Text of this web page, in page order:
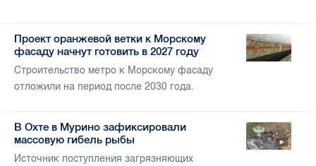
Проект оранжевой ветки к Морскому
фасаду начнут готовить в 2027 году
Строительство метро к Морскому фасаду
отложили на период после 2030 года.
В Охте в Мурино зафиксировали
массовую гибель рыбы
Источник поступления загрязняющих